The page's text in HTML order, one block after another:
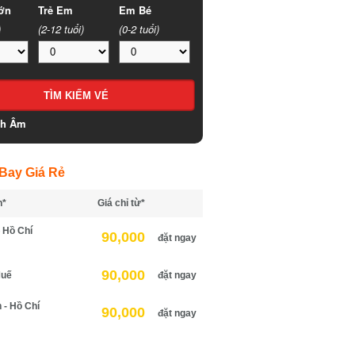
Trẻ Em
(2-12 tuổi)
Em Bé
(0-2 tuổi)
Âm
Giá Rẻ
Giá chỉ từ*
Chí
90,000 đặt ngay
90,000 đặt ngay
Hồ Chí
90,000 đặt ngay